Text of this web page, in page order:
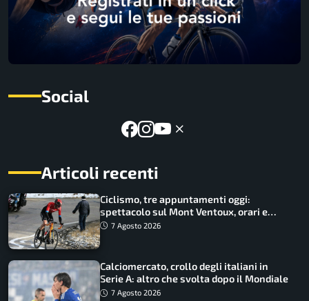
Social
Articoli recenti
Ciclismo, tre appuntamenti oggi:
spettacolo sul Mont Ventoux, orari e
come vederli
7 Agosto 2026
Calciomercato, crollo degli italiani in
Serie A: altro che svolta dopo il Mondiale
7 Agosto 2026